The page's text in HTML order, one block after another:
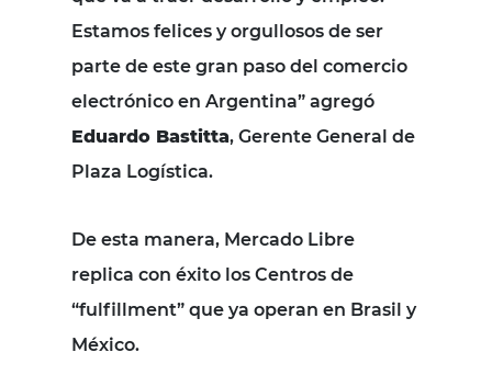
Estamos felices y orgullosos de ser
parte de este gran paso del comercio
electrónico en Argentina” agregó
Eduardo Bastitta, Gerente General de
Plaza Logística.
De esta manera, Mercado Libre
replica con éxito los Centros de
“fulfillment” que ya operan en Brasil y
México.